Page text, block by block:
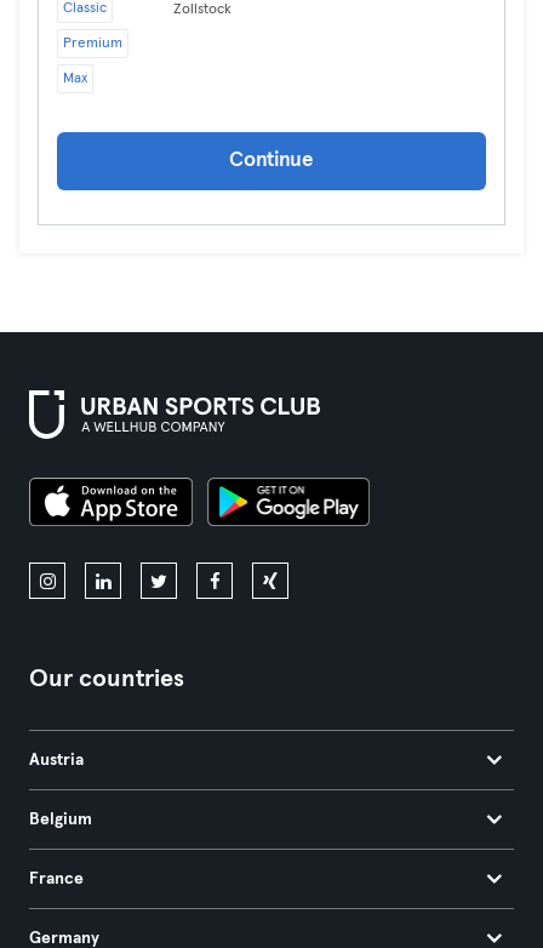
Classic
Premium
Max
Zollstock
Continue
Our countries
Austria
Belgium
France
Germany